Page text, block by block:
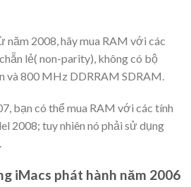
2008, hãy mua RAM với các
lẻ( non-parity), không có bộ
và 800 MHz DDRRAM SDRAM.
bạn có thể mua RAM với các tính
2008; tuy nhiên nó phải sử dụng
iMacs phát hành năm 2006